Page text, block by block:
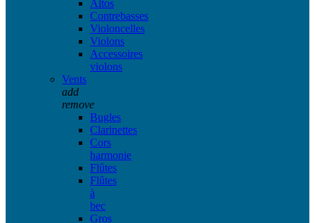
Altos
Contrebasses
Violoncelles
Violons
Accessoires
violons
Vents
add
remove
Bugles
Clarinettes
Cors
harmonie
Flûtes
Flûtes
à
bec
Gros